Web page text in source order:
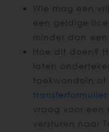
Wie mag een
een geldige
minder dan een
Hoe dit doen?
laten
taekwondoïn of
transferformulier
vraag voor een
versturen naar